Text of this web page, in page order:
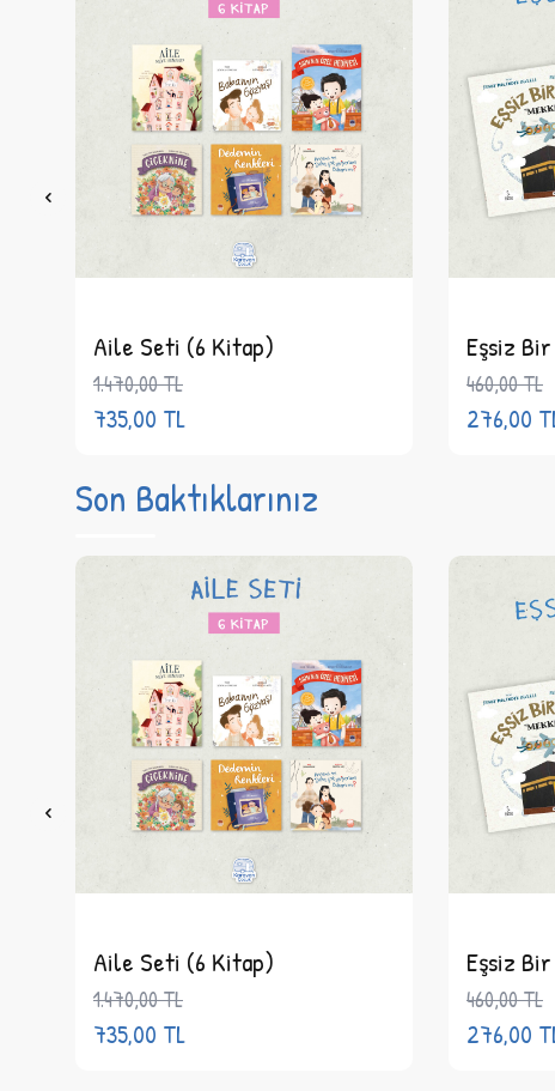
Aile Seti (6 Kitap)
1.470,00TL
735,00 TL
Eşsiz
460,00TL
276,00
Son Baktıklarınız
Aile Seti (6 Kitap)
1.470,00TL
735,00 TL
Eşsiz
460,00TL
276,00